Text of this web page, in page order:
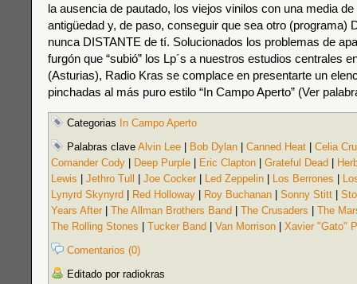
la ausencia de pautado, los viejos vinilos con una media
antigüedad y, de paso, conseguir que sea otro (programa)
nunca DISTANTE de tí. Solucionados los problemas de
furgón que “subió” los Lp´s a nuestros estudios centrales
(Asturias), Radio Kras se complace en presentarte un
pinchadas al más puro estilo “In Campo Aperto” (Ver
Categorias In Campo Aperto
Palabras clave Alvin Lee Bob Dylan Canned Heat
Celia
Comander Cody
Deep Purple Eric Clapton Grateful Dead
Lewis
Jethro Tull Joe Cocker Led Zeppelin Los Berrones
Lynyrd Skynyrd
Red Holloway Roy Buchanan Sonny Stitt
Years After
The Allman Brothers Band The Crusaders
The
The Rolling Stones
Tucker Band Van Morrison
Xavier "Gato"
Comentarios (0)
Editado por radiokras